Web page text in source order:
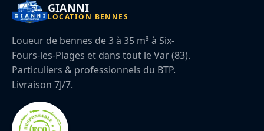
GIANNI
LOCATION BENNES
Loueur de bennes de 3 à 35 m³ à Six-
Fours-les-Plages et dans tout le Var (83).
Particuliers & professionnels du BTP.
Livraison 7J/7.